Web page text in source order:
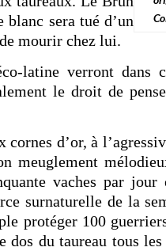
sera tué d’un
mourir chez lui.
latine verront dans
le droit de
d’or, à
meuglement
vaches par jour
surnaturelle de la
protéger 100
du taureau tous